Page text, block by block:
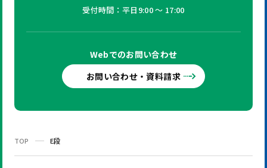
受付時間：平日9:00 ～ 17:00
Webでのお問い合わせ
お問い合わせ・資料請求
TOP E段